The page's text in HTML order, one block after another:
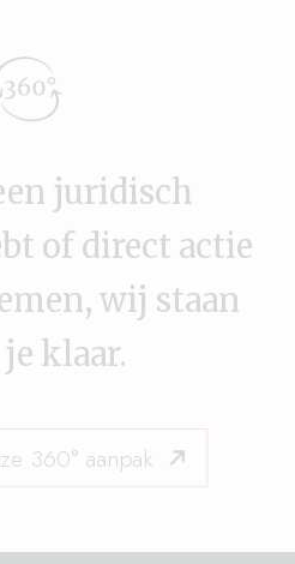
juridisch
of direct actie
wij staan
klaar.
360° aanpak